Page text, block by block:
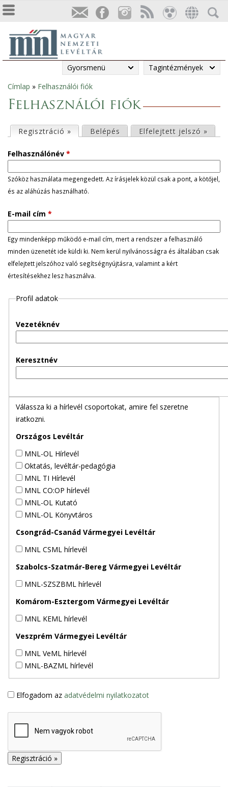
Gyorsmenü Tagintézmények
Jelenlegi
hely
Címlap » Felhasználói fiók
Felhasználói fiók
l
s
ő
d
l
e
g
e
Regisztráció » (aktív fül)
Belépés Elfelejtett jelszó »
Felhasználónév *
Szóköz használata megengedett. Az írásjelek közül csak a pont, a kötőjel,
és az aláhúzás használható.
E-mail cím *
Egy mindenképp működő e-mail cím, mert a rendszer a felhasználó
minden üzenetét ide küldi ki. Nem kerül nyilvánosságra és általában csak
elfelejtett jelszóhoz való segítségnyújtásra, valamint a kért
értesítésekhez lesz használva.
Profil adatok
Vezetéknév
Keresztnév
Válassza ki a hírlevél csoportokat, amire fel szeretne
iratkozni.
Országos Levéltár
MNL-OL Hírlevél
Oktatás, levéltár-pedagógia
MNL TI Hírlevél
MNL CO:OP hírlevél
MNL-OL Kutató
MNL-OL Könyvtáros
Csongrád-Csanád Vármegyei Levéltár
MNL CSML hírlevél
Szabolcs-Szatmár-Bereg Vármegyei Levéltár
MNL-SZSZBML hírlevél
Komárom-Esztergom Vármegyei Levéltár
MNL KEML hírlevél
Veszprém Vármegyei Levéltár
MNL VeML hírlevél
MNL-BAZML hírlevél
Elfogadom az adatvédelmi nyilatkozatot